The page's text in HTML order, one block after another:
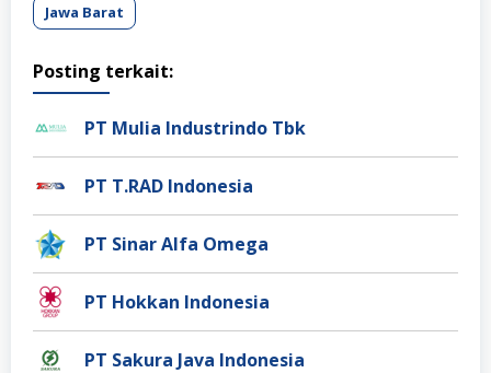
Jawa Barat
Posting terkait:
PT Mulia Industrindo Tbk
PT T.RAD Indonesia
PT Sinar Alfa Omega
PT Hokkan Indonesia
PT Sakura Java Indonesia